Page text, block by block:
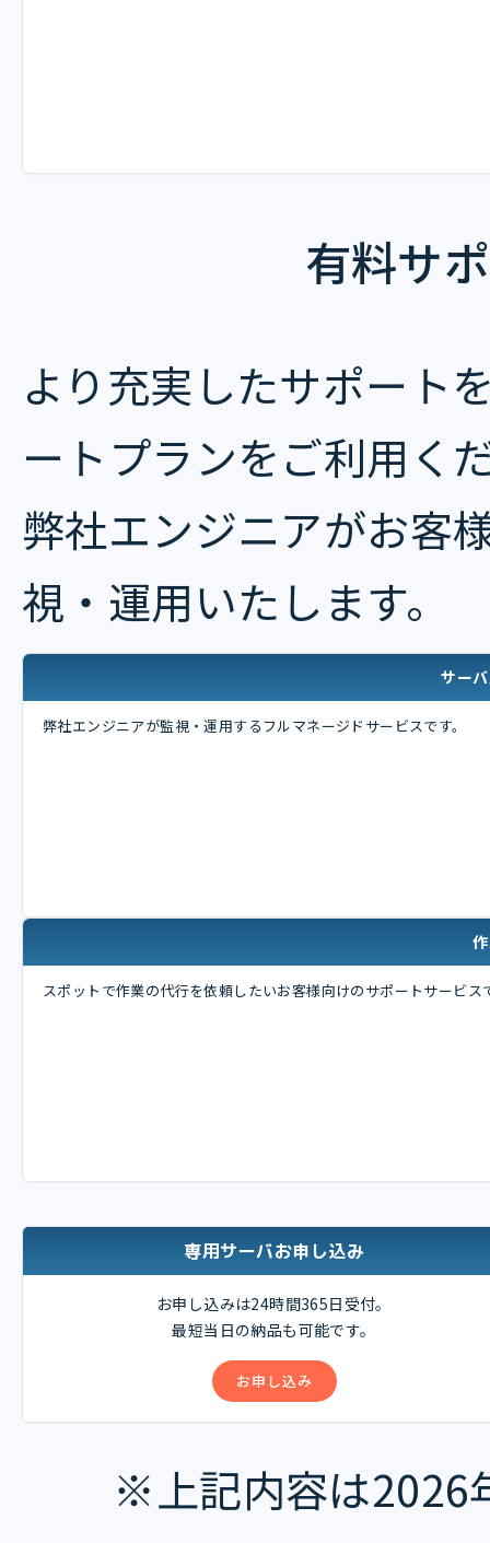
有料サ
より充実したサポート
ートプランをご利用く
弊社エンジニアがお客
視・運用いたします。
サー
弊社エンジニアが監視・運用するフルマネージドサービスです。
スポットで作業の代行を依頼したいお客様向けのサポートサービス
専用サーバお申し込み
お申し込みは24時間365日受付。
最短当日の納品も可能です。
お申し込み
※上記内容は2026